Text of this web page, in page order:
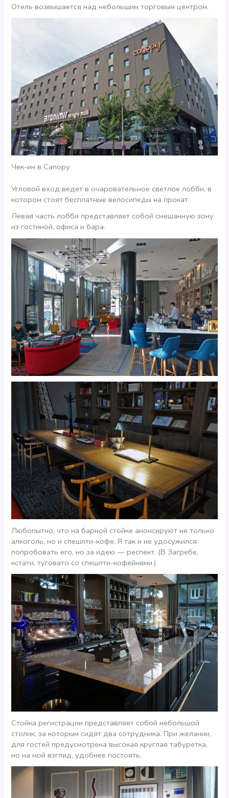
Отель возвышается над небольшим торговым центром.
Чек-ин в Canopy
Угловой вход ведет в очаровательное светлое лобби, в
котором стоят бесплатные велосипеды на прокат.
Левая часть лобби представляет собой смешанную зону
из гостиной, офиса и бара.
Любопытно, что на барной стойке анонсируют не только
алкоголь, но и спешлти-кофе. Я так и не удосужился
попробовать его, но за идею — респект. (В Загребе,
кстати, туговато со спешлти-кофейнями.)
Стойка регистрации представляет собой небольшой
столик, за которым сидят два сотрудника. При желании,
для гостей предусмотрена высокая круглая табуретка,
но на мой взгляд, удобнее постоять.